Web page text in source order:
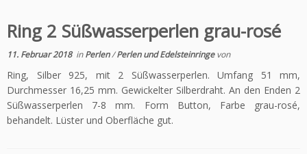
Ring 2 Süßwasserperlen grau-rosé
11. Februar 2018inPerlen/Perlen und Edelsteinringevon
Ring, Silber 925, mit 2 Süßwasserperlen. Umfang 51 mm,
Durchmesser 16,25 mm. Gewickelter Silberdraht. An den Enden 2
Süßwasserperlen 7-8 mm. Form Button, Farbe grau-rosé,
behandelt. Lüster und Oberfläche gut.